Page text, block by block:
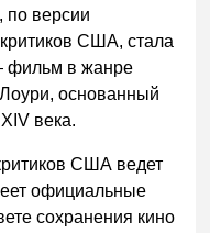
по версии
США, стала
фильм в жанре
основанный
века.
США ведет
официальные
сохранения кино